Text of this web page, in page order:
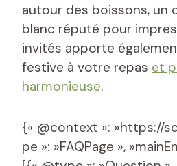
autour des boissons, un
blanc réputé pour
invités apporte
festive à votre repas et
harmonieuse.
{« @context »: »https://
pe »: »FAQPage »,